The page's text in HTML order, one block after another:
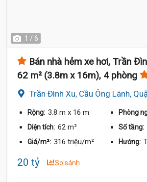
1 / 6
Bán nhà hẻm xe hơi, Trần
62 m² (3.8m x 16m), 4 phòng
Trần Đình Xu, Cầu Ông Lãnh,
Rộng: 3.8 m x 16 m Phòng
Diện tích: 62 m² Số tầng:
Giá/m²: 316 triệu/m² Hướng:
20 tỷ So sánh